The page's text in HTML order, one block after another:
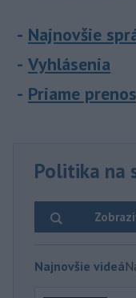
Najnovšie
Vyhlásenia
Priame
Politika na
Najnovšie videá